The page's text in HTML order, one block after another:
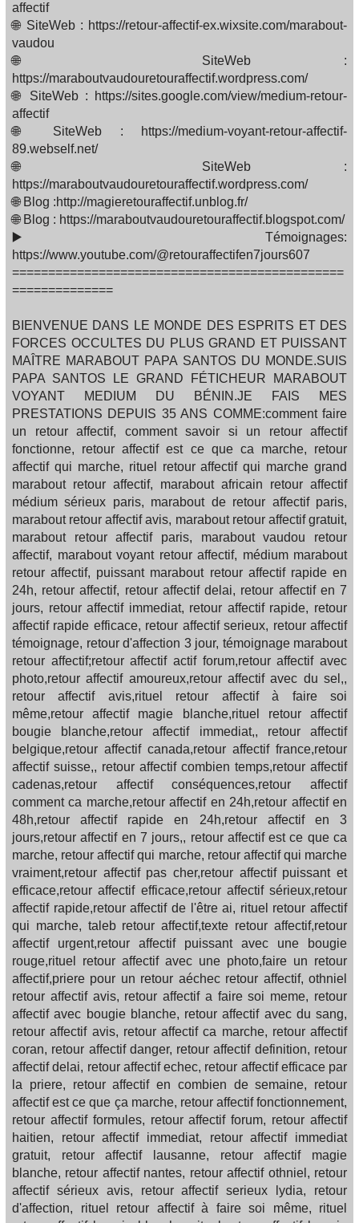
affectif
🌐 SiteWeb : https://retour-affectif-ex.wixsite.com/marabout-
vaudou
🌐 SiteWeb :
https://maraboutvaudouretouraffectif.wordpress.com/
🌐 SiteWeb : https://sites.google.com/view/medium-retour-
affectif
🌐 SiteWeb : https://medium-voyant-retour-affectif-
89.webself.net/
🌐 SiteWeb :
https://maraboutvaudouretouraffectif.wordpress.com/
🌐 Blog :http://magieretouraffectif.unblog.fr/
🌐 Blog : https://maraboutvaudouretouraffectif.blogspot.com/
▶️ Témoignages:
https://www.youtube.com/@retouraffectifen7jours607
==============================================
==============
BIENVENUE DANS LE MONDE DES ESPRITS ET DES
FORCES OCCULTES DU PLUS GRAND ET PUISSANT
MAÎTRE MARABOUT PAPA SANTOS DU MONDE.SUIS
PAPA SANTOS LE GRAND FÉTICHEUR MARABOUT
VOYANT MEDIUM DU BÉNIN.JE FAIS MES
PRESTATIONS DEPUIS 35 ANS COMME:comment faire
un retour affectif, comment savoir si un retour affectif
fonctionne, retour affectif est ce que ca marche, retour
affectif qui marche, rituel retour affectif qui marche grand
marabout retour affectif, marabout africain retour affectif
médium sérieux paris, marabout de retour affectif paris,
marabout retour affectif avis, marabout retour affectif gratuit,
marabout retour affectif paris, marabout vaudou retour
affectif, marabout voyant retour affectif, médium marabout
retour affectif, puissant marabout retour affectif rapide en
24h, retour affectif, retour affectif delai, retour affectif en 7
jours, retour affectif immediat, retour affectif rapide, retour
affectif rapide efficace, retour affectif serieux, retour affectif
témoignage, retour d'affection 3 jour, témoignage marabout
retour affectif;retour affectif actif forum,retour affectif avec
photo,retour affectif amoureux,retour affectif avec du sel,,
retour affectif avis,rituel retour affectif à faire soi
même,retour affectif magie blanche,rituel retour affectif
bougie blanche,retour affectif immediat,, retour affectif
belgique,retour affectif canada,retour affectif france,retour
affectif suisse,, retour affectif combien temps,retour affectif
cadenas,retour affectif conséquences,retour affectif
comment ca marche,retour affectif en 24h,retour affectif en
48h,retour affectif rapide en 24h,retour affectif en 3
jours,retour affectif en 7 jours,, retour affectif est ce que ca
marche, retour affectif qui marche, retour affectif qui marche
vraiment,retour affectif pas cher,retour affectif puissant et
efficace,retour affectif efficace,retour affectif sérieux,retour
affectif rapide,retour affectif de l'être ai, rituel retour affectif
qui marche, taleb retour affectif,texte retour affectif,retour
affectif urgent,retour affectif puissant avec une bougie
rouge,rituel retour affectif avec une photo,faire un retour
affectif,priere pour un retour aéchec retour affectif, othniel
retour affectif avis, retour affectif a faire soi meme, retour
affectif avec bougie blanche, retour affectif avec du sang,
retour affectif avis, retour affectif ca marche, retour affectif
coran, retour affectif danger, retour affectif definition, retour
affectif delai, retour affectif echec, retour affectif efficace par
la priere, retour affectif en combien de semaine, retour
affectif est ce que ça marche, retour affectif fonctionnement,
retour affectif formules, retour affectif forum, retour affectif
haitien, retour affectif immediat, retour affectif immediat
gratuit, retour affectif lausanne, retour affectif magie
blanche, retour affectif nantes, retour affectif othniel, retour
affectif sérieux avis, retour affectif serieux lydia, retour
d'affection, rituel retour affectif à faire soi même, rituel